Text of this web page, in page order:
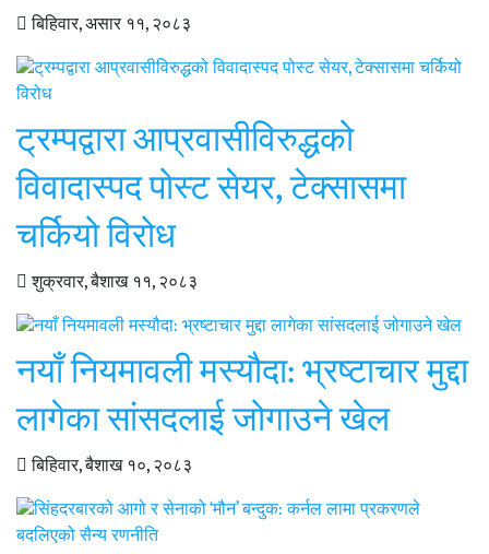
बिहिवार, असार ११, २०८३
ट्रम्पद्वारा आप्रवासीविरुद्धको
विवादास्पद पोस्ट सेयर, टेक्सासमा
चर्कियो विरोध
शुक्रवार, बैशाख ११, २०८३
नयाँ नियमावली मस्यौदा: भ्रष्टाचार मुद्दा
लागेका सांसदलाई जोगाउने खेल
बिहिवार, बैशाख १०, २०८३